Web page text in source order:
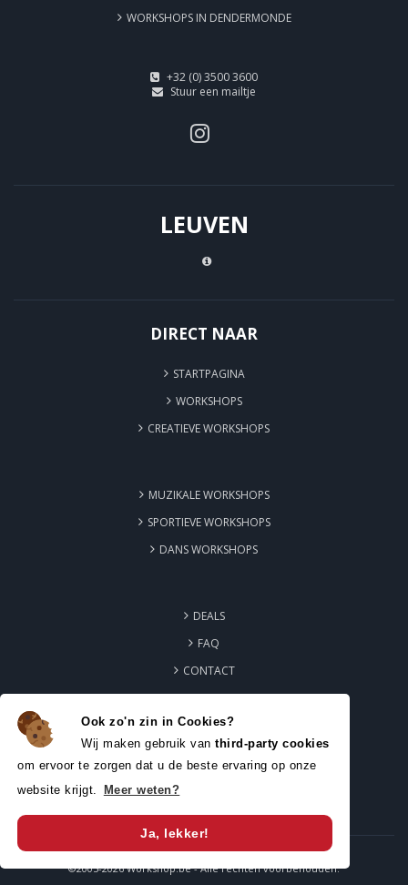
Ook zo'n zin in Cookies?
Wij maken gebruik vanthird-party cookies
om ervoor te zorgen dat u de beste ervaring op onze
website krijgt.
Meer weten?
Ja, lekker!
WORKSHOPS IN DENDERMONDE
+32 (0) 3500 3600
Stuur een mailtje
LEUVEN
DIRECT NAAR
STARTPAGINA
WORKSHOPS
CREATIEVE WORKSHOPS
MUZIKALE WORKSHOPS
SPORTIEVE WORKSHOPS
DANS WORKSHOPS
DEALS
FAQ
CONTACT
ZAKELIJKE WORKSHOPS
PARTICULIERE WORKSHOPS
EDUCATIEVE WORKSHOPS
©2005-2026 Workshop.be - Alle rechten voorbehouden.